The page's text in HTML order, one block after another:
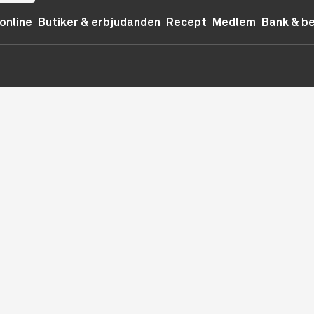
Butiker & erbjudanden Recept Medlem Bank &